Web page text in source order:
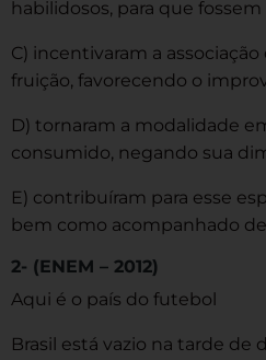
habilidosos, para que
C) incentivaram a
fruição, favorecendo o
D) tornaram a modalidade
consumido, negando sua
E) contribuíram para esse
bem como acompanhado
2- (ENEM – 2012)
Aqui é o país do futebol
Brasil está vazio na tarde de